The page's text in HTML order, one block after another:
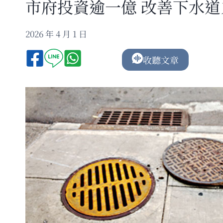
市府投資逾一億 改善下水
2026 年 4 月 1 日
收聽文章